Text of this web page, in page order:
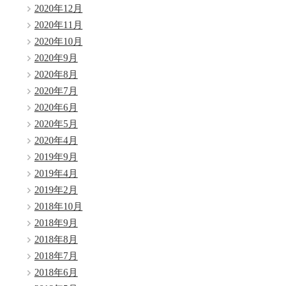
2020年12月
2020年11月
2020年10月
2020年9月
2020年8月
2020年7月
2020年6月
2020年5月
2020年4月
2019年9月
2019年4月
2019年2月
2018年10月
2018年9月
2018年8月
2018年7月
2018年6月